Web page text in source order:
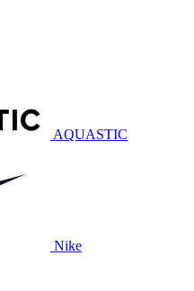
AQUASTIC
Nike